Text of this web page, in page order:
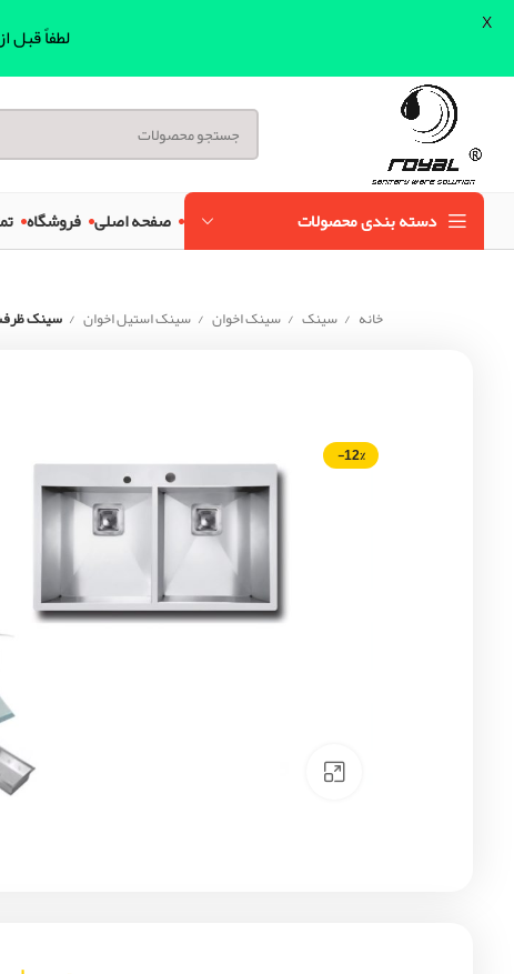
دسته بندی محصولات صفحه اصلی فروشگاه
خانه سینک سینک اخوان سینک استیل اخوان سینک
-12%
لطفاً قبل X